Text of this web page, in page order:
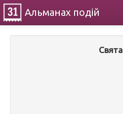
Альманах подій
Свята